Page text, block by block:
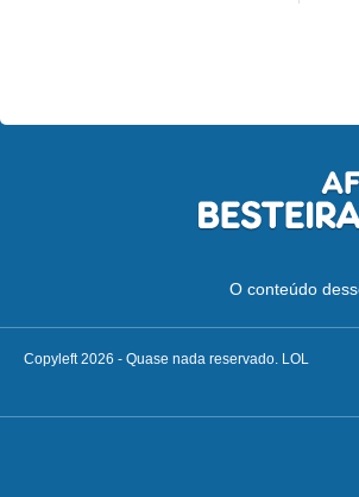
O conteúdo
Copyleft 2026 - Quase nada reservado. LOL